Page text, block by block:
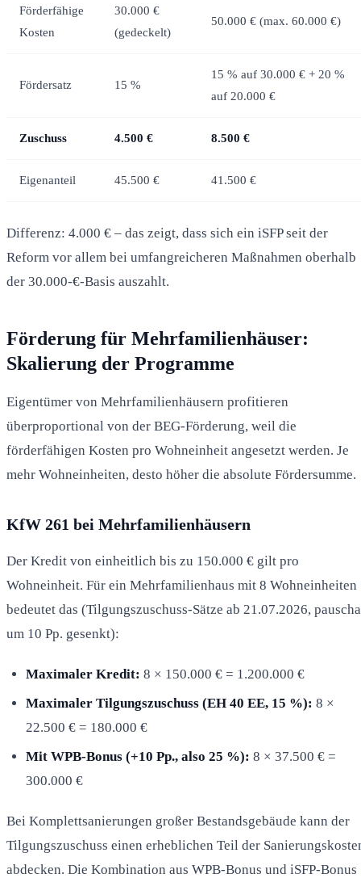
Förderfähige
Kosten
30.000 €
(gedeckelt)
50.000 € (max. 60.000 €)
Fördersatz 15 %
15 % auf 30.000 € + 20 %
auf 20.000 €
Zuschuss 4.500 € 8.500 €
Eigenanteil 45.500 € 41.500 €
Differenz: 4.000 € – das zeigt, dass sich ein iSFP seit der
Reform vor allem bei umfangreicheren Maßnahmen oberhalb
der 30.000-€-Basis auszahlt.
Förderung für Mehrfamilienhäuser:
Skalierung der Programme
Eigentümer von Mehrfamilienhäusern profitieren
überproportional von der BEG-Förderung, weil die
förderfähigen Kosten pro Wohneinheit angesetzt werden. Je
mehr Wohneinheiten, desto höher die absolute Fördersumme.
KfW 261 bei Mehrfamilienhäusern
Der Kredit von einheitlich bis zu 150.000 € gilt pro
Wohneinheit. Für ein Mehrfamilienhaus mit 8 Wohneinheiten
bedeutet das (Tilgungszuschuss-Sätze ab 21.07.2026,
um 10 Pp. gesenkt):
Maximaler Kredit: 8 × 150.000 € = 1.200.000 €
Maximaler Tilgungszuschuss (EH 40 EE, 15 %): 8 ×
22.500 € = 180.000 €
Mit WPB-Bonus (+10 Pp., also 25 %): 8 × 37.500 € =
300.000 €
Bei Komplettsanierungen großer Bestandsgebäude kann der
Tilgungszuschuss einen erheblichen Teil der
abdecken. Die Kombination aus WPB-Bonus und iSFP-Bonus